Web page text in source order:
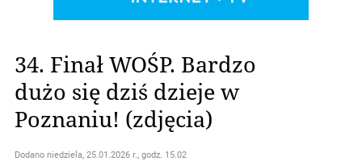
34. Finał WOŚP. Bardzo
dużo się dziś dzieje w
Poznaniu! (zdjęcia)
Dodano niedziela, 25.01.2026 r., godz. 15.02